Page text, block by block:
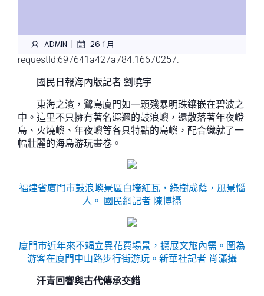
ADMIN | 26 1 月
requestId:697641a427a784.16670257.
國民日報海內版記者 劉曉宇
東海之濱，鷺島廈門如一顆殘暴明珠鑲嵌在碧波之
中。這里不只擁有著名遐邇的鼓浪嶼，還散落著年夜嶝
島、火燒嶼、年夜嶼等各具特點的島嶼，配合織就了一
幅壯麗的海島游玩畫卷。
福建省廈門市鼓浪嶼景區白墻紅瓦，綠樹成蔭，風景惱
人。 國民網記者 陳博攝
廈門市近年來不竭立異花費場景，擴展文旅內需。圖為
游客在廈門中山路步行街游玩。新華社記者 肖瀟攝
汗青回響與古代傳承交錯